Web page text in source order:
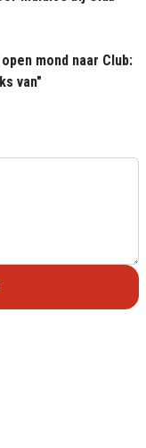
mond naar Club:
van"